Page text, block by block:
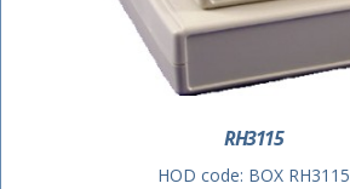
RH3115
HOD code: BOX RH3115